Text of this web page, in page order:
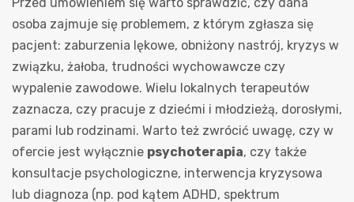
osoba zajmuje się problemem, z którym zgłasza się
pacjent: zaburzenia lękowe, obniżony nastrój, kryzys w
związku, żałoba, trudności wychowawcze czy
wypalenie zawodowe. Wielu lokalnych terapeutów
zaznacza, czy pracuje z dziećmi i młodzieżą, dorosłymi,
parami lub rodzinami. Warto też zwrócić uwagę, czy w
ofercie jest wyłącznie psychoterapia, czy także
konsultacje psychologiczne, interwencja kryzysowa
lub diagnoza (np. pod kątem ADHD, spektrum